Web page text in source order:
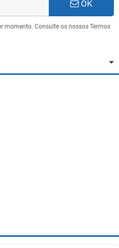
OK
momento. Consulte os nossos Termos